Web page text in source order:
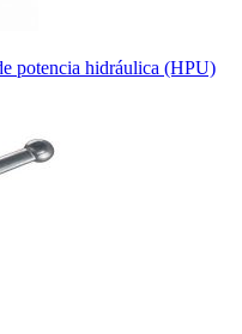
potencia hidráulica (HPU)